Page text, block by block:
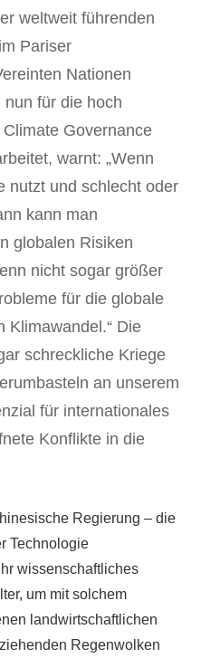
weltweit führenden
Pariser
Nationen
für die hoch
Governance
warnt: „Wenn
nutzt und schlecht oder
kann man
globalen Risiken
nicht sogar größer
für die globale
Klimawandel.“ Die
schreckliche Kriege
an unserem
für internationales
Konflikte in die
Regierung – die
Technologie
wissenschaftliches
um mit solchem
landwirtschaftlichen
Regenwolken